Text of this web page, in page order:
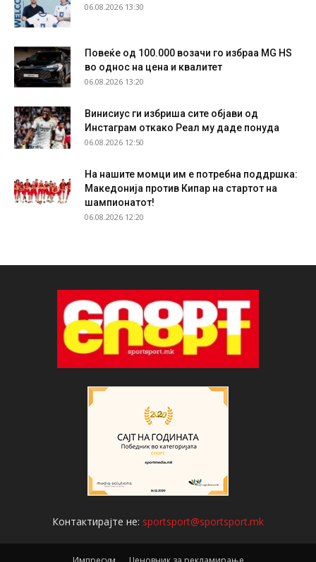
06.08.2026 13:30
Повеќе од 100.000 возачи го избраа MG HS
во однос на цена и квалитет
06.08.2026 13:20
Винисиус ги избриша сите објави од
Инстаграм откако Реал му даде понуда
06.08.2026 12:50
На нашите момци им е потребна поддршка:
Македонија против Кипар на стартот на
шампионатот!
06.08.2026 12:20
Контактирајте не: sportsport@sportsport.mk